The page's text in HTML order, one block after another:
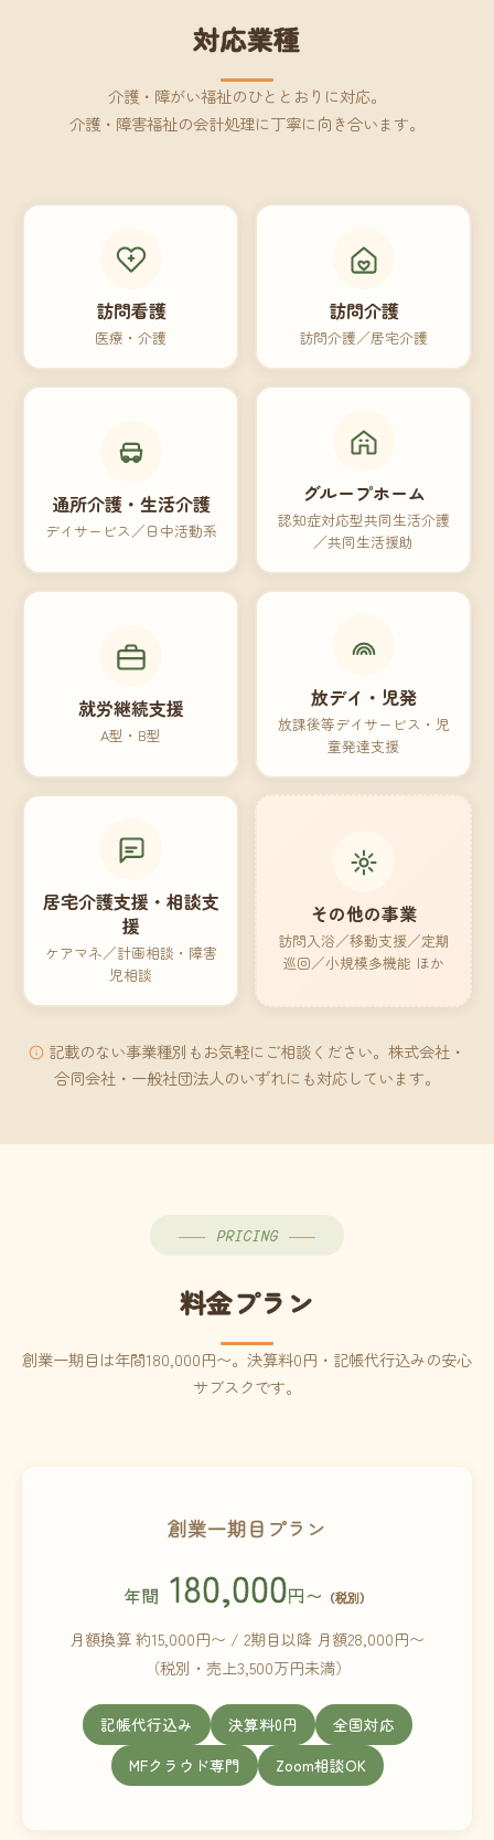
対応業種
介護・障がい福祉のひととおりに対応。
介護・障害福祉の会計処理に丁寧に向き合います。
訪問看護
医療・介護
訪問介護
訪問介護／居宅介護
通所介護・生活介護
デイサービス／日中活動系
グループホーム
認知症対応型共同生活介護
／共同生活援助
就労継続支援
A型・B型
放デイ・児発
放課後等デイサービス・児
童発達支援
居宅介護支援・相談支
援
ケアマネ／計画相談・障害
児相談
その他の事業
訪問入浴／移動支援／定期
巡回／小規模多機能 ほか
記載のない事業種別もお気軽にご相談ください。株式会社・
合同会社・一般社団法人のいずれにも対応しています。
PRICING
料金プラン
創業一期目は年間180,000円〜。決算料0円・記帳代行込みの安心
サブスクです。
創業一期目プラン
年間 180,000円〜 （税別）
月額換算 約15,000円〜 / 2期目以降 月額28,000円〜
（税別・売上3,500万円未満）
記帳代行込み 決算料0円
全国対応
MFクラウド専門
Zoom相談OK